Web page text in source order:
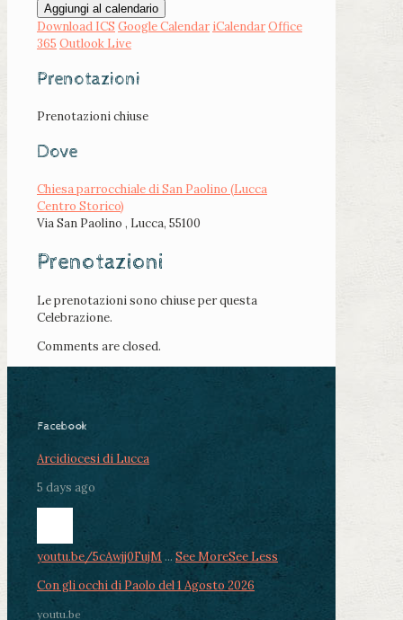
Aggiungi al calendario
Download ICS Google Calendar iCalendarOffice
365 Outlook Live
Prenotazioni
Prenotazioni chiuse
Dove
Chiesa parrocchiale di San Paolino (Lucca
Centro Storico)
Via San Paolino , Lucca, 55100
Prenotazioni
Le prenotazioni sono chiuse per questa
Celebrazione.
Comments are closed.
Facebook
Arcidiocesi di Lucca
5 days ago
youtu.be/5cAwjj0FujM ... See MoreSee Less
Con gli occhi di Paolo del 1 Agosto 2026
youtu.be